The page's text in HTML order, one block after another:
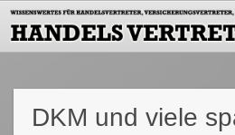
DKM und viele